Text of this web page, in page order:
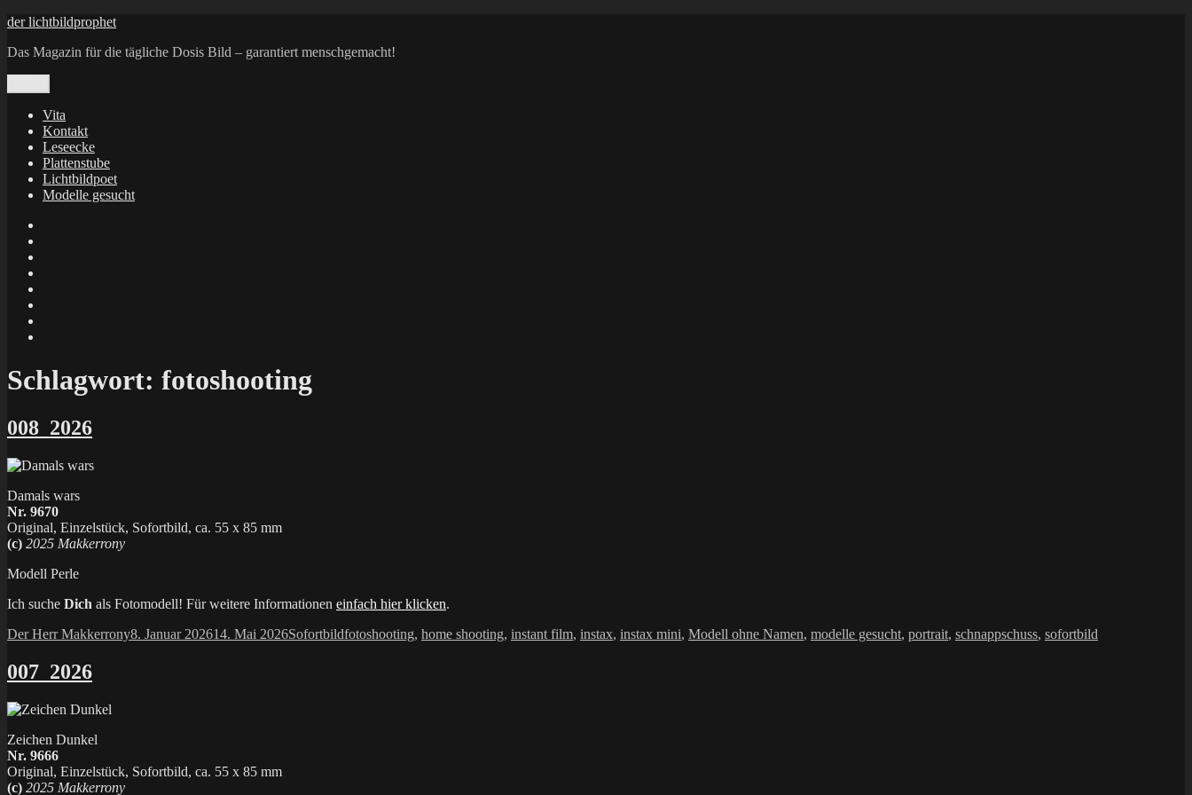
Zum
springen
der lichtbildprophet
Das Magazin für die tägliche Dosis Bild – garantiert menschgemacht!
Vita
Kontakt
Leseecke
Plattenstube
Lichtbildpoet
Modelle gesucht
X
Schlagwort: fotoshooting
008_2026
Damals wars
Nr. 9670
Original, Einzelstück, Sofortbild, ca. 55 x 85 mm
(c) 2025 Makkerrony
Modell Perle
Ich suche Dich als Fotomodell! Für weitere Informationen einfach hier klicken.
Autor
Der Herr MakkerronyVeröffentlicht
8. Januar 202614. Mai 2026Kategorien
SofortbildSchlagwörter
fotoshooting, home shooting, instant film, instax, instax mini, Modell ohne Namen, modelle gesucht, portrait, schnappschuss, sofortbild
007_2026
Zeichen Dunkel
Nr. 9666
Original, Einzelstück, Sofortbild, ca. 55 x 85 mm
(c) 2025 Makkerrony